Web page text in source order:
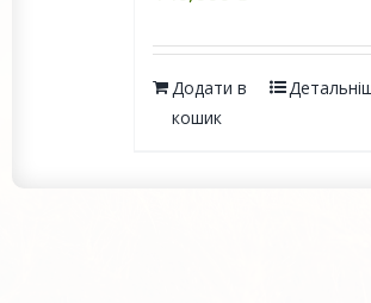
Додати в
кошик